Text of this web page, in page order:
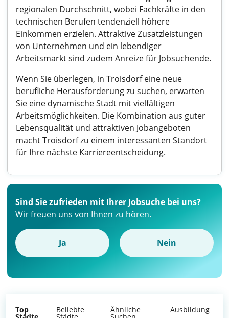
regionalen Durchschnitt, wobei Fachkräfte in den
technischen Berufen tendenziell höhere
Einkommen erzielen. Attraktive Zusatzleistungen
von Unternehmen und ein lebendiger
Arbeitsmarkt sind zudem Anreize für Jobsuchende.
Wenn Sie überlegen, in Troisdorf eine neue
berufliche Herausforderung zu suchen, erwarten
Sie eine dynamische Stadt mit vielfältigen
Arbeitsmöglichkeiten. Die Kombination aus guter
Lebensqualität und attraktiven Jobangeboten
macht Troisdorf zu einem interessanten Standort
für Ihre nächste Karriereentscheidung.
Sind Sie zufrieden mit Ihrer Jobsuche bei uns?
Wir freuen uns von Ihnen zu hören.
Ja Nein
Top Beliebte Ähnliche Ausbildung